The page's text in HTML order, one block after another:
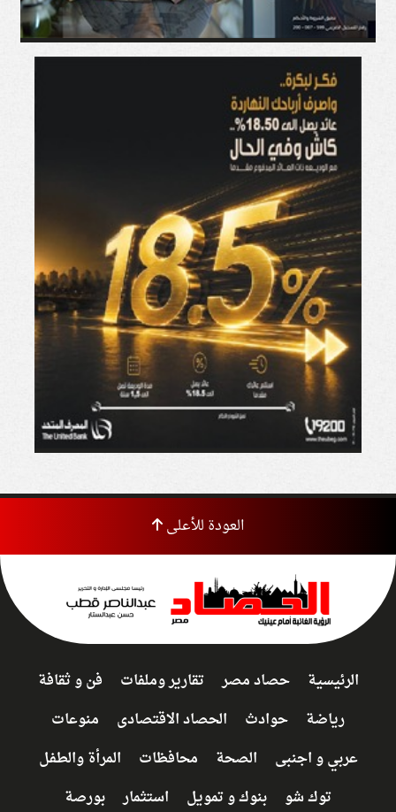
العودة للأعلى
الرئيسية حصاد مصر تقارير وملفات
فن و ثقافة
رياضة
حوادث الحصاد الاقتصادى
منوعات
عربي و اجنبى
الصحة محافظات
المرأة والطفل
توك شو
بنوك و تمويل استثمار بورصة